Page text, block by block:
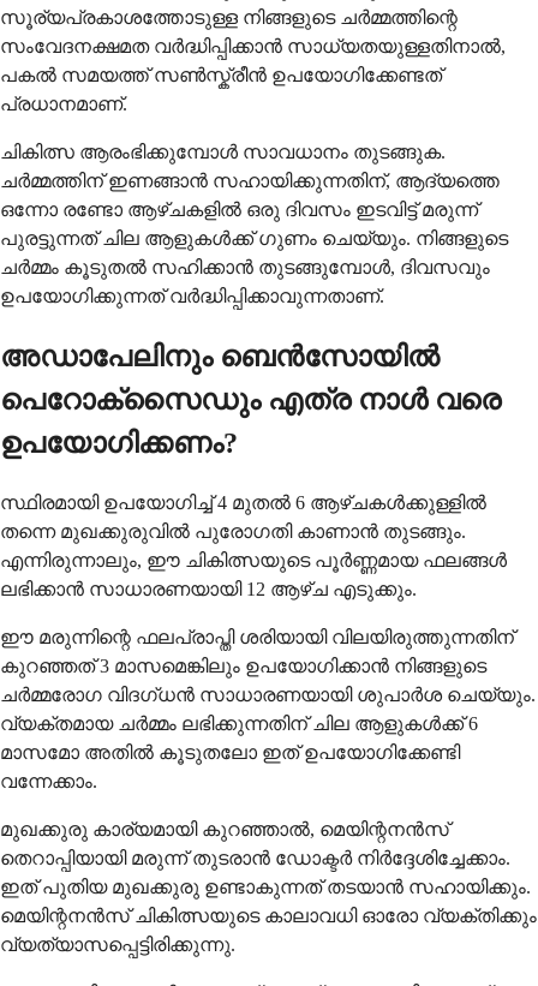
സൂര്യപ്രകാശത്തോടുള്ള നിങ്ങളുടെ ചർമ്മത്തിന്റെ
സംവേദനക്ഷമത വർദ്ധിപ്പിക്കാൻ സാധ്യതയുള്ളതിനാൽ,
പകൽ സമയത്ത് സൺസ്ക്രീൻ ഉപയോഗിക്കേണ്ടത്
പ്രധാനമാണ്.
ചികിത്സ ആരംഭിക്കുമ്പോൾ സാവധാനം തുടങ്ങുക.
ചർമ്മത്തിന് ഇണങ്ങാൻ സഹായിക്കുന്നതിന്, ആദ്യത്തെ
ഒന്നോ രണ്ടോ ആഴ്ചകളിൽ ഒരു ദിവസം ഇടവിട്ട് മരുന്ന്
പുരട്ടുന്നത് ചില ആളുകൾക്ക് ഗുണം ചെയ്യും. നിങ്ങളുടെ
ചർമ്മം കൂടുതൽ സഹിക്കാൻ തുടങ്ങുമ്പോൾ, ദിവസവും
ഉപയോഗിക്കുന്നത് വർദ്ധിപ്പിക്കാവുന്നതാണ്.
അഡാപേലിനും ബെൻസോയിൽ
പെറോക്സൈഡും എത്ര നാൾ വരെ
ഉപയോഗിക്കണം?
സ്ഥിരമായി ഉപയോഗിച്ച് 4 മുതൽ 6 ​​ആഴ്ചകൾക്കുള്ളിൽ
തന്നെ മുഖക്കുരുവിൽ പുരോഗതി കാണാൻ തുടങ്ങും.
എന്നിരുന്നാലും, ഈ ചികിത്സയുടെ പൂർണ്ണമായ ഫലങ്ങൾ
ലഭിക്കാൻ സാധാരണയായി 12 ​​ആഴ്ച എടുക്കും.
ഈ മരുന്നിന്റെ ഫലപ്രാപ്തി ശരിയായി വിലയിരുത്തുന്നതിന്
കുറഞ്ഞത് 3 ​​മാസമെങ്കിലും ഉപയോഗിക്കാൻ നിങ്ങളുടെ
ചർമ്മരോഗ വിദഗ്ധൻ സാധാരണയായി ശുപാർശ ചെയ്യും.
വ്യക്തമായ ചർമ്മം ലഭിക്കുന്നതിന് ചില ആളുകൾക്ക് 6 ​​
മാസമോ അതിൽ കൂടുതലോ ഇത് ഉപയോഗിക്കേണ്ടി
വന്നേക്കാം.
മുഖക്കുരു കാര്യമായി കുറഞ്ഞാൽ, മെയിന്റനൻസ്
തെറാപ്പിയായി മരുന്ന് തുടരാൻ ഡോക്ടർ നിർദ്ദേശിച്ചേക്കാം.
ഇത് പുതിയ മുഖക്കുരു ഉണ്ടാകുന്നത് തടയാൻ സഹായിക്കും.
മെയിന്റനൻസ് ചികിത്സയുടെ കാലാവധി ഓരോ വ്യക്തിക്കും
വ്യത്യാസപ്പെട്ടിരിക്കുന്നു.